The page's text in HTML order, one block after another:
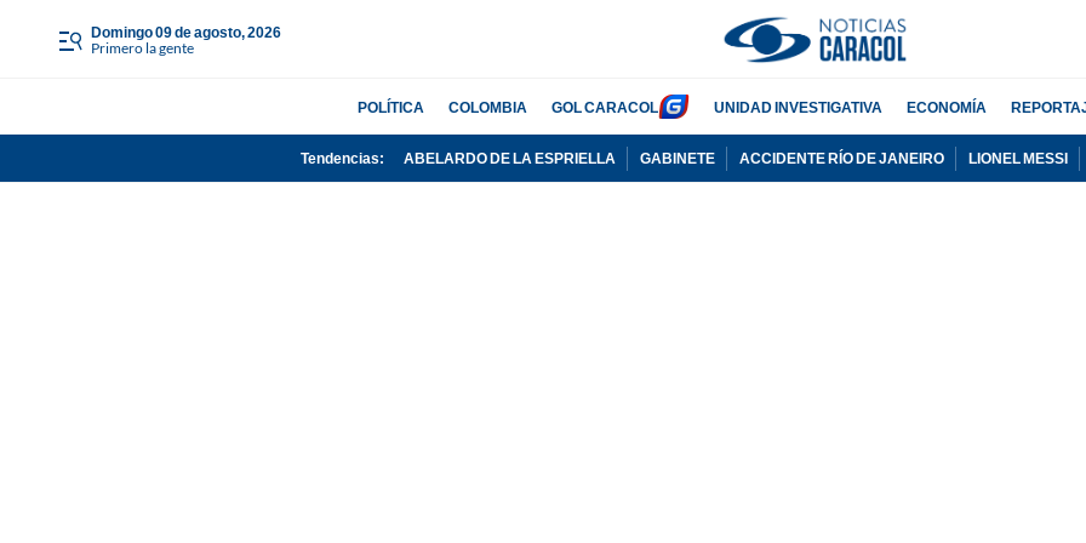
domingo 09 de agosto, 2026
Primero la gente
POLÍTICA COLOMBIA GOL CARACOL UNIDAD INVESTIGATIVA ECONOMÍA
Tendencias: ABELARDO DE LA ESPRIELLA GABINETE ACCIDENTE RÍO DE JANEIRO LIONEL MESSI